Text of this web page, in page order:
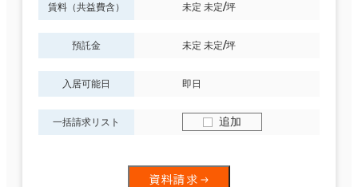
賃料（共益費含） 未定 未定/坪
預託金 未定 未定/坪
入居可能日 即日
一括請求リスト 追加
資料請求